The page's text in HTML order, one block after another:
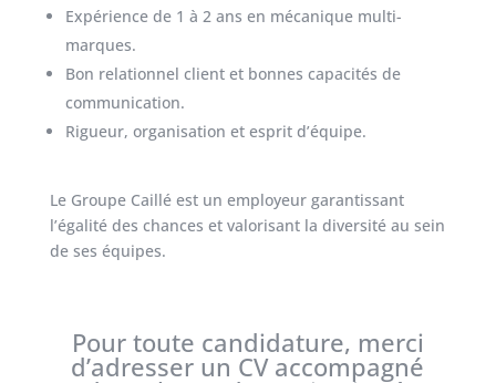
Expérience de 1 à 2 ans en mécanique multi-
marques.
Bon relationnel client et bonnes capacités de
communication.
Rigueur, organisation et esprit d’équipe.
Le Groupe Caillé est un employeur garantissant
l’égalité des chances et valorisant la diversité au sein
de ses équipes.
Pour toute candidature, merci
d’adresser un CV accompagné